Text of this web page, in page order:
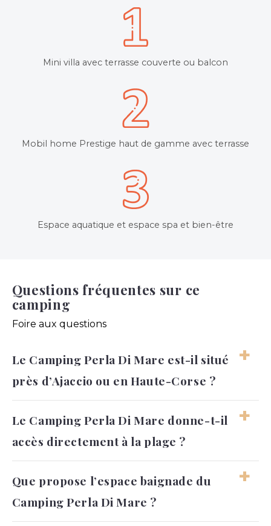
Mini villa avec terrasse couverte ou balcon
Mobil home Prestige haut de gamme avec terrasse
Espace aquatique et espace spa et bien-être
Questions fréquentes sur ce
camping
Foire aux questions
Le Camping Perla Di Mare est-il situé
près d’Ajaccio ou en Haute-Corse ?
Le Camping Perla Di Mare n’est pas situé près
d’Ajaccio, mais à Ghisonaccia, en Haute-Corse. Son
adresse officielle est Route de la Mer, 20240
votre arrivée, car Ajaccio se trouve sur la côte
ouest et implique un trajet bien différent. Le
Le Camping Perla Di Mare donne-t-il
accès directement à la plage ?
Le Camping Perla Di Mare donne accès
directement à la plage de Vignale, ce qui permet
de profiter facilement de la mer pendant le
Que propose l’espace baignade du
Camping Perla Di Mare ?